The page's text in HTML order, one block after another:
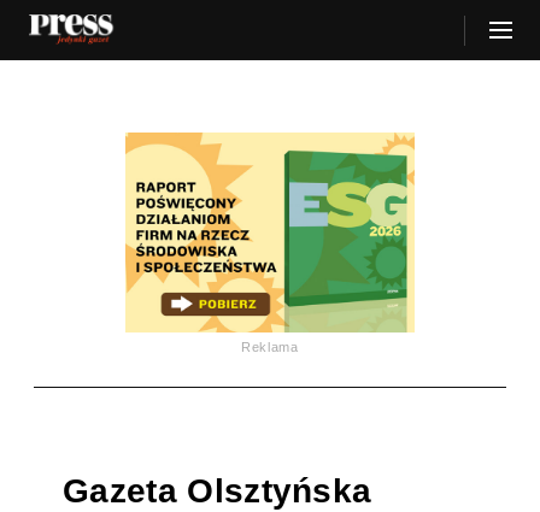
Reklama
Gazeta Olsztyńska